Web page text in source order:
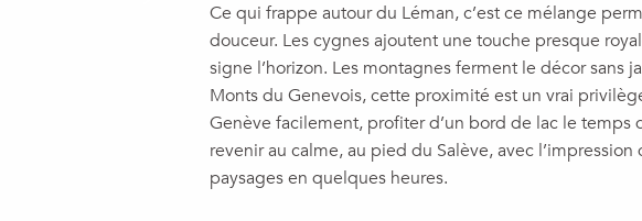
Ce qui frappe autour du Léman, c’est ce mélange
douceur. Les cygnes ajoutent une touche presque
signe l’horizon. Les montagnes ferment le décor sans
Monts du Genevois, cette proximité est un vrai
Genève facilement, profiter d’un bord de lac le temps
revenir au calme, au pied du Salève, avec l’impression
paysages en quelques heures.